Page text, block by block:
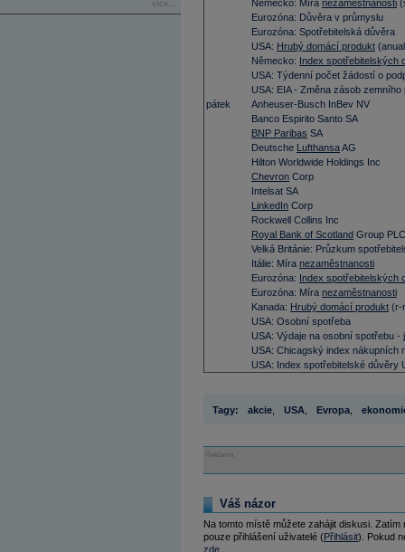
více...
Německo: Míra nezaměstnanosti
Eurozóna: Důvěra v průmyslu
Eurozóna: Spotřebitelská důvěra
USA: Hrubý domácí produkt
Německo: Index spotřebitelských
USA: Týdenní počet žádostí o
USA: EIA - Změna zásob zemního
pátek
Anheuser-Busch InBev NV
Banco Espirito Santo SA
BNP Paribas SA
Deutsche LufthansaAG
Hilton Worldwide Holdings Inc
Chevron Corp
Intelsat SA
LinkedIn Corp
Rockwell Collins Inc
Royal Bank of Scotland Group PLC
Velká Británie: Průzkum
Itálie: Míra nezaměstnanosti
Eurozóna: Index spotřebitelských
Eurozóna: Míra nezaměstnanosti
Kanada: Hrubý domácí produkt (r-
USA: Osobní spotřeba
USA: Výdaje na osobní spotřebu -
USA: Chicagský index nákupních
USA: Index spotřebitelské důvěry
Tagy: akcie USA Evropa
Reklama
Váš názor
Na tomto místě můžete zahájit diskusi.
pouze přihlášení uživatelé (Přihlásit). Pokud
zde